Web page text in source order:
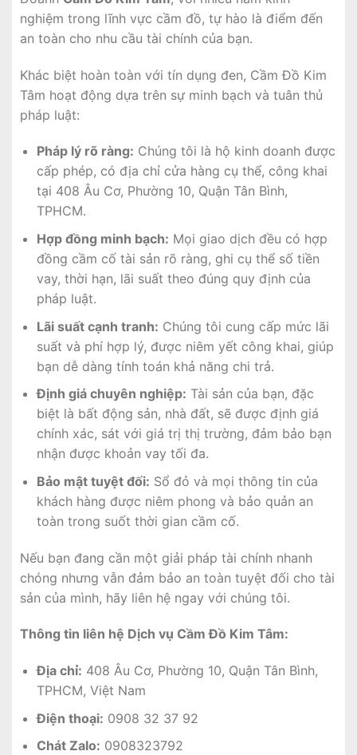
nghiệm trong lĩnh vực cầm đồ, tự hào là điểm đến
an toàn cho nhu cầu tài chính của bạn.
Khác biệt hoàn toàn với tín dụng đen, Cầm Đồ Kim
Tâm hoạt động dựa trên sự minh bạch và tuân thủ
pháp luật:
Pháp lý rõ ràng: Chúng tôi là hộ kinh doanh được
cấp phép, có địa chỉ cửa hàng cụ thể, công khai
tại 408 Âu Cơ, Phường 10, Quận Tân Bình,
TPHCM.
Hợp đồng minh bạch: Mọi giao dịch đều có hợp
đồng cầm cố tài sản rõ ràng, ghi cụ thể số tiền
vay, thời hạn, lãi suất theo đúng quy định của
pháp luật.
Lãi suất cạnh tranh: Chúng tôi cung cấp mức lãi
suất và phí hợp lý, được niêm yết công khai, giúp
bạn dễ dàng tính toán khả năng chi trả.
Định giá chuyên nghiệp: Tài sản của bạn, đặc
biệt là bất động sản, nhà đất, sẽ được định giá
chính xác, sát với giá trị thị trường, đảm bảo bạn
nhận được khoản vay tối đa.
Bảo mật tuyệt đối: Sổ đỏ và mọi thông tin của
khách hàng được niêm phong và bảo quản an
toàn trong suốt thời gian cầm cố.
Nếu bạn đang cần một giải pháp tài chính nhanh
chóng nhưng vẫn đảm bảo an toàn tuyệt đối cho tài
sản của mình, hãy liên hệ ngay với chúng tôi.
Thông tin liên hệ Dịch vụ Cầm Đồ Kim Tâm:
Địa chỉ: 408 Âu Cơ, Phường 10, Quận Tân Bình,
TPHCM, Việt Nam
Điện thoại: 0908 32 37 92
Chát Zalo: 0908323792